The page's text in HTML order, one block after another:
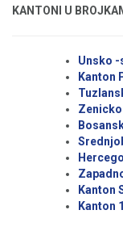
KANTONI U
Unsko -
Kanton
Kanton
Kanton